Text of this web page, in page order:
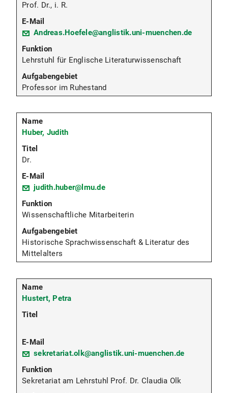
Prof. Dr., i. R.
Andreas.Hoefele@anglistik.uni-muenchen.de
Lehrstuhl für Englische Literaturwissenschaft
Professor im Ruhestand
Huber, Judith
Dr.
judith.huber@lmu.de
Wissenschaftliche Mitarbeiterin
Historische Sprachwissenschaft & Literatur des
Mittelalters
Hustert, Petra
sekretariat.olk@anglistik.uni-muenchen.de
Sekretariat am Lehrstuhl Prof. Dr. Claudia Olk